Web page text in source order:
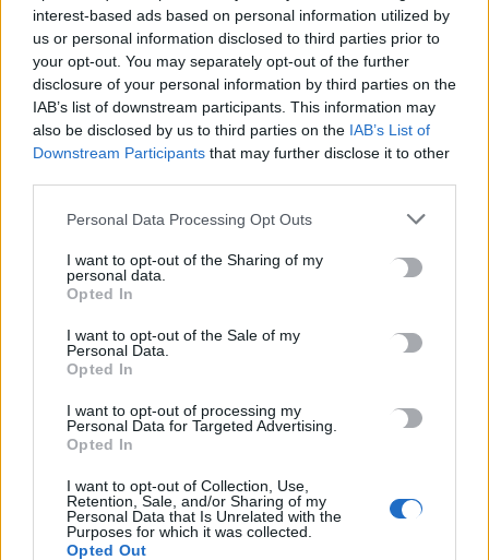
interest-based ads based on personal information utilized by
us or personal information disclosed to third parties prior to
your opt-out. You may separately opt-out of the further
disclosure of your personal information by third parties on the
IAB’s list of downstream participants. This information may
also be disclosed by us to third parties on the IAB’s List of
Downstream Participants that may further disclose it to other
Personal Data Processing Opt Outs
I want to opt-out of the Sharing of my
personal data.
Opted In
I want to opt-out of the Sale of my
Personal Data.
Opted In
I want to opt-out of processing my
Personal Data for Targeted Advertising.
Opted In
I want to opt-out of Collection, Use,
Retention, Sale, and/or Sharing of my
Personal Data that Is Unrelated with the
Purposes for which it was collected.
Opted Out
TRENDING
#ΛΕΥΤΕΡΗΣ ΑΥΓΕΝΑΚΗΣ # ΔΗΜΟΣ ΜΑΛΕΒΙΖΙΟΥ
#ΛΥΚΑΒΗΤΤΟΣ #ΣΧΟΛΕΙΑ
ΣΧΕΤΙΚΆ ΆΡΘΡΑ